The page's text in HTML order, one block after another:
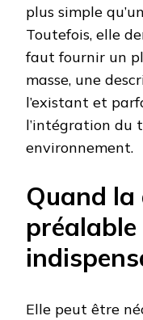
plus simple
Toutefois, elle
faut fournir un
masse, une
l’existant et
l’intégration du
environnement.
Quand
Elle peut être